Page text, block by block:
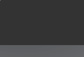
窗口中打开))
((在新窗口中打开))